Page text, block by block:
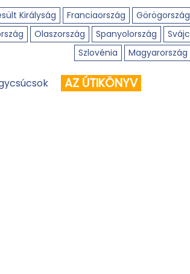
Királyság Franciaország Görögország
Olaszország Spanyolország Svájc
Szlovénia
Magyarország
AZ ÚTIKÖNYV